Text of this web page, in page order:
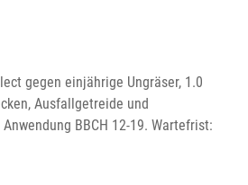
gegen einjährige Ungräser, 1.0
Ausfallgetreide und
BBCH 12-19. Wartefrist: